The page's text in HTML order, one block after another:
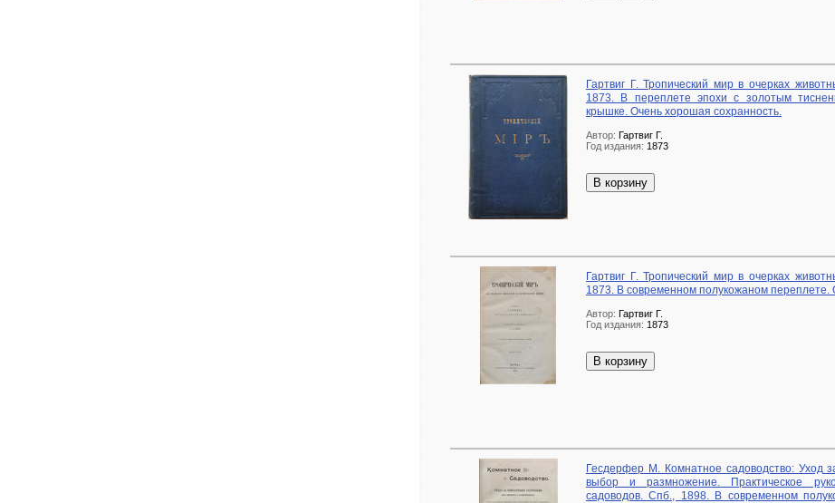
Гартвиг Г. Тропический мир в очерках
1873. В переплете эпохи с золотым
крышке. Очень хорошая сохранность.
Автор: Гартвиг Г.
Год издания: 1873
В корзину
Гартвиг Г. Тропический мир в очерках
1873. В современном полукожаном переплете.
Автор: Гартвиг Г.
Год издания: 1873
В корзину
Гесдерфер М. Комнатное садоводство: Уход
выбор и размножение. Практическое
садоводов. Спб., 1898. В современном